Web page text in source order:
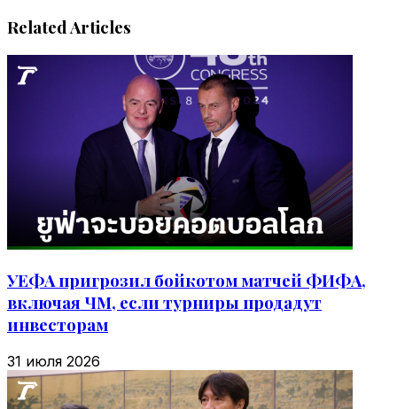
Related Articles
УЕФА пригрозил бойкотом матчей ФИФА,
включая ЧМ, если турниры продадут
инвесторам
31 июля 2026